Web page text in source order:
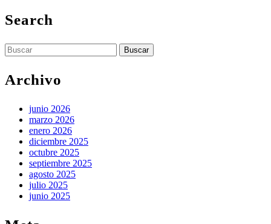
Search
Buscar:
Archivo
junio 2026
marzo 2026
enero 2026
diciembre 2025
octubre 2025
septiembre 2025
agosto 2025
julio 2025
junio 2025